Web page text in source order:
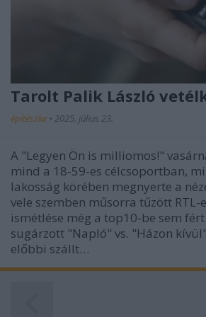
Tarolt Palik László
építészke • 2025. július 23.
A "Legyen Ön is milliomos!"
mind a 18-59-es célcsoportban,
lakosság körében megnyerte a
vele szemben műsorra tűzött RTL-
ismétlése még a top10-be sem
sugárzott "Napló" vs. "Házon
előbbi szállt…